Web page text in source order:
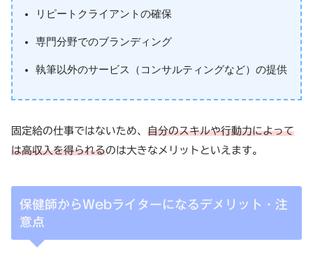
リピートクライアントの確保
専門分野でのブランディング
執筆以外のサービス（コンサルティングなど）の提供
固定給の仕事ではないため、 自分のスキルや行動力によって
は高収入を得られるのは大きなメリットといえます。
保健師からWebライターになるデメリット・注
意点